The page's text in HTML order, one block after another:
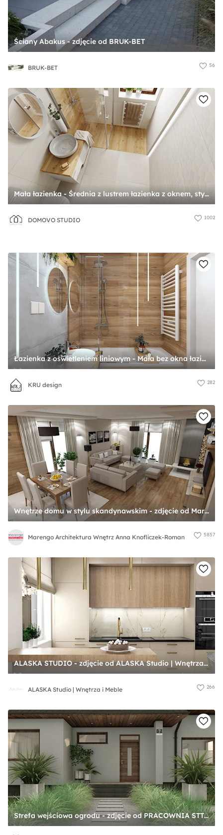
Ściany Abakus - zdjęcie od BRUK-BET
BRUK-BET 56
Mała łazienka - Średnia z lustrem łazienka z oknem, styl skandynawski - zdjęcie od DOMOVO STUDIO
DOMOVO STUDIO 1002
Łazienka z oświetleniem liniowym - Mała bez okna łazienka, styl nowoczesny - zdjęcie od KRU design
KRU design 282
Wnętrze domu w stylu skandynawskim - zdjęcie od Marengo Architektura Wnętrz Anna Knofliczek-Roman
Marengo Architektura Wnętrz Anna Knofliczek-Roman 5857
ALASKA STUDIO - zdjęcie od ALASKA Studio | Wnętrza i Meble
ALASKA Studio | Wnętrza i Meble 266
Strefa wejściowa ogrodu - zdjęcie od PRACOWNIA STTYK | PROJEKTOWANIE WNĘTRZ I OGRODÓW na terenie całej Polski oraz za granicą